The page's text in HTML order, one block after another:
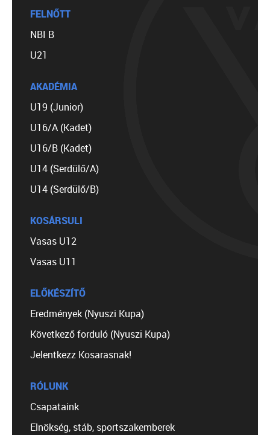
FELNŐTT
NBI B
U21
AKADÉMIA
U19 (Junior)
U16/A (Kadet)
U16/B (Kadet)
U14 (Serdülő/A)
U14 (Serdülő/B)
KOSÁRSULI
Vasas U12
Vasas U11
ELŐKÉSZÍTŐ
Eredmények (Nyuszi Kupa)
Következő forduló (Nyuszi Kupa)
Jelentkezz Kosarasnak!
RÓLUNK
Csapataink
Elnökség, stáb, sportszakemberek